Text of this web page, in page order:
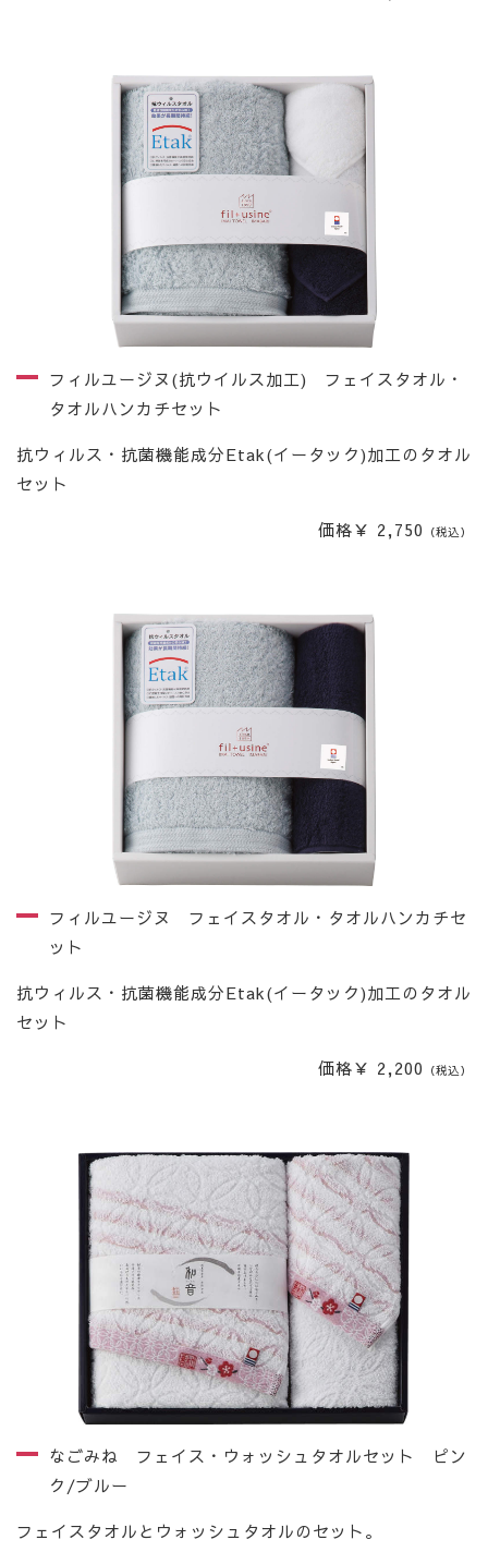
フィルユージヌ(抗ウイルス加工) フェイスタオル・
タオルハンカチセット
抗ウィルス・抗菌機能成分Etak(イータック)加工のタオル
セット
価格￥ 2,750 （税込）
フィルユージヌ フェイスタオル・タオルハンカチセ
ット
抗ウィルス・抗菌機能成分Etak(イータック)加工のタオル
セット
価格￥ 2,200 （税込）
なごみね フェイス・ウォッシュタオルセット ピン
ク/ブルー
フェイスタオルとウォッシュタオルのセット。